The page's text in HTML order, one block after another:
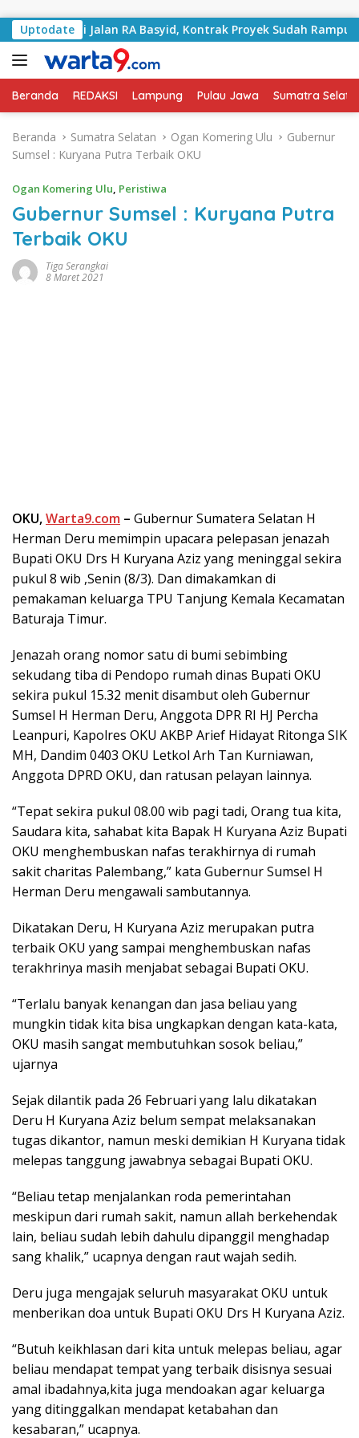
Uptodate
Jalan RA Basyid, Kontrak Proyek Sudah Rampung
Beranda REDAKSI Lampung Pulau Jawa Sumatra
Beranda Sumatra Selatan Ogan Komering Ulu
Gubernur
Sumsel : Kuryana Putra Terbaik OKU
Ogan Komering Ulu, Peristiwa
Gubernur Sumsel : Kuryana Putra
Terbaik OKU
Tiga Serangkai
8 Maret 2021
OKU,Warta9.com – Gubernur Sumatera Selatan H
Herman Deru memimpin upacara pelepasan jenazah
Bupati OKU Drs H Kuryana Aziz yang meninggal sekira
pukul 8 wib ,Senin (8/3). Dan dimakamkan di
pemakaman keluarga TPU Tanjung Kemala Kecamatan
Baturaja Timur.
Jenazah orang nomor satu di bumi sebimbing
sekudang tiba di Pendopo rumah dinas Bupati OKU
sekira pukul 15.32 menit disambut oleh Gubernur
Sumsel H Herman Deru, Anggota DPR RI HJ Percha
Leanpuri, Kapolres OKU AKBP Arief Hidayat Ritonga SIK
MH, Dandim 0403 OKU Letkol Arh Tan Kurniawan,
Anggota DPRD OKU, dan ratusan pelayan lainnya.
“Tepat sekira pukul 08.00 wib pagi tadi, Orang tua kita,
Saudara kita, sahabat kita Bapak H Kuryana Aziz Bupati
OKU menghembuskan nafas terakhirnya di rumah
sakit charitas Palembang,” kata Gubernur Sumsel H
Herman Deru mengawali sambutannya.
Dikatakan Deru, H Kuryana Aziz merupakan putra
terbaik OKU yang sampai menghembuskan nafas
terakhrinya masih menjabat sebagai Bupati OKU.
“Terlalu banyak kenangan dan jasa beliau yang
mungkin tidak kita bisa ungkapkan dengan kata-kata,
OKU masih sangat membutuhkan sosok beliau,”
ujarnya
Sejak dilantik pada 26 Februari yang lalu dikatakan
Deru H Kuryana Aziz belum sempat melaksanakan
tugas dikantor, namun meski demikian H Kuryana tidak
melepas tanggung jawabnya sebagai Bupati OKU.
“Beliau tetap menjalankan roda pemerintahan
meskipun dari rumah sakit, namun allah berkehendak
lain, beliau sudah lebih dahulu dipanggil menghadap
sang khalik,” ucapnya dengan raut wajah sedih.
Deru juga mengajak seluruh masyarakat OKU untuk
menberikan doa untuk Bupati OKU Drs H Kuryana Aziz.
“Butuh keikhlasan dari kita untuk melepas beliau, agar
beliau mendapat tempat yang terbaik disisnya sesuai
amal ibadahnya,kita juga mendoakan agar keluarga
yang ditinggalkan mendapat ketabahan dan
kesabaran,” ucapnya.